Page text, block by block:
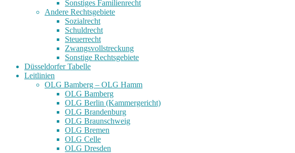
Sonstiges Familienrecht
Andere Rechtsgebiete
Sozialrecht
Schuldrecht
Steuerrecht
Zwangsvollstreckung
Sonstige Rechtsgebiete
Düsseldorfer Tabelle
Leitlinien
OLG Bamberg – OLG Hamm
OLG Bamberg
OLG Berlin (Kammergericht)
OLG Brandenburg
OLG Braunschweig
OLG Bremen
OLG Celle
OLG Dresden